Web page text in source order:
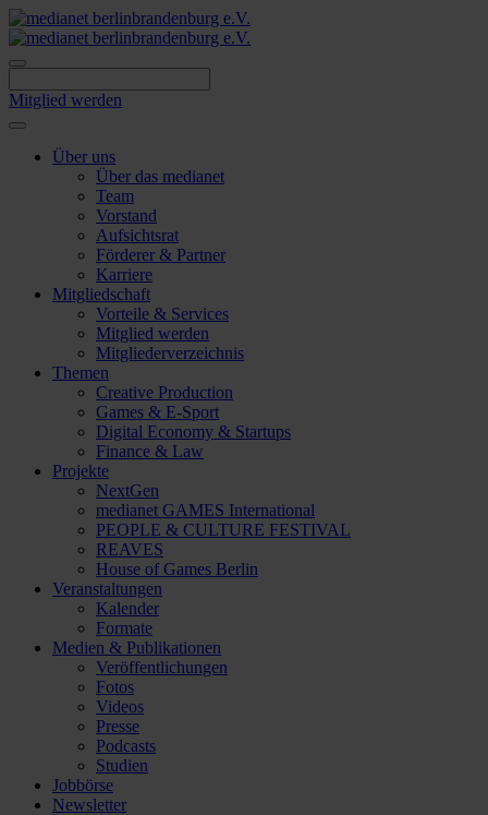
Skip
to
content
Mitglied werden
Über uns
Über das medianet
Team
Vorstand
Aufsichtsrat
Förderer & Partner
Karriere
Mitgliedschaft
Vorteile & Services
Mitglied werden
Mitgliederverzeichnis
Themen
Creative Production
Games & E-Sport
Digital Economy & Startups
Finance & Law
Projekte
NextGen
medianet GAMES International
PEOPLE & CULTURE FESTIVAL
REAVES
House of Games Berlin
Veranstaltungen
Kalender
Formate
Medien & Publikationen
Veröffentlichungen
Fotos
Videos
Presse
Podcasts
Studien
Jobbörse
Newsletter